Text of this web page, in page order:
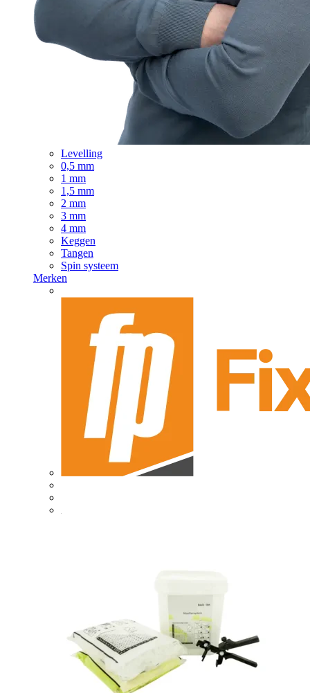
Levelling
0,5 mm
1 mm
1,5 mm
2 mm
3 mm
4 mm
Keggen
Tangen
Spin systeem
Merken